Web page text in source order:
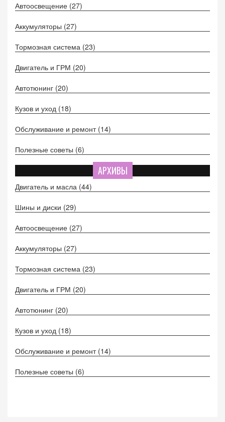
Автоосвещение (27)
Аккумуляторы (27)
Тормозная система (23)
Двигатель и ГРМ (20)
Автотюнинг (20)
Кузов и уход (18)
Обслуживание и ремонт (14)
Полезные советы (6)
АРХИВЫ
Двигатель и масла (44)
Шины и диски (29)
Автоосвещение (27)
Аккумуляторы (27)
Тормозная система (23)
Двигатель и ГРМ (20)
Автотюнинг (20)
Кузов и уход (18)
Обслуживание и ремонт (14)
Полезные советы (6)